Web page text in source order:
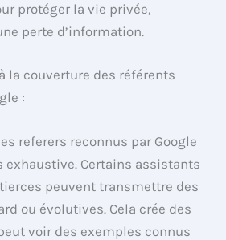
protéger la vie privée,
perte d’information.
la couverture des référents
:
referers reconnus par Google
exhaustive. Certains assistants
peuvent transmettre des
ou évolutives. Cela crée des
voir des exemples connus